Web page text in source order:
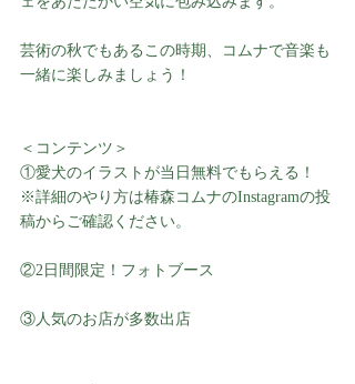
芸術の秋でもあるこの時期、コムナで音楽も
一緒に楽しみましょう！
＜コンテンツ＞
①愛犬のイラストが当日無料でもらえる！
※詳細のやり方は椿森コムナのInstagramの投
稿からご確認ください。
②2日間限定！フォトブース
③人気のお店が多数出店